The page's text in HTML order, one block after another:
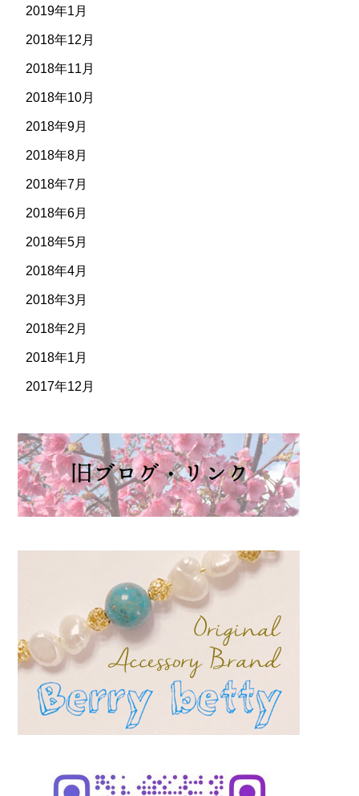
2019年1月
2018年12月
2018年11月
2018年10月
2018年9月
2018年8月
2018年7月
2018年6月
2018年5月
2018年4月
2018年3月
2018年2月
2018年1月
2017年12月